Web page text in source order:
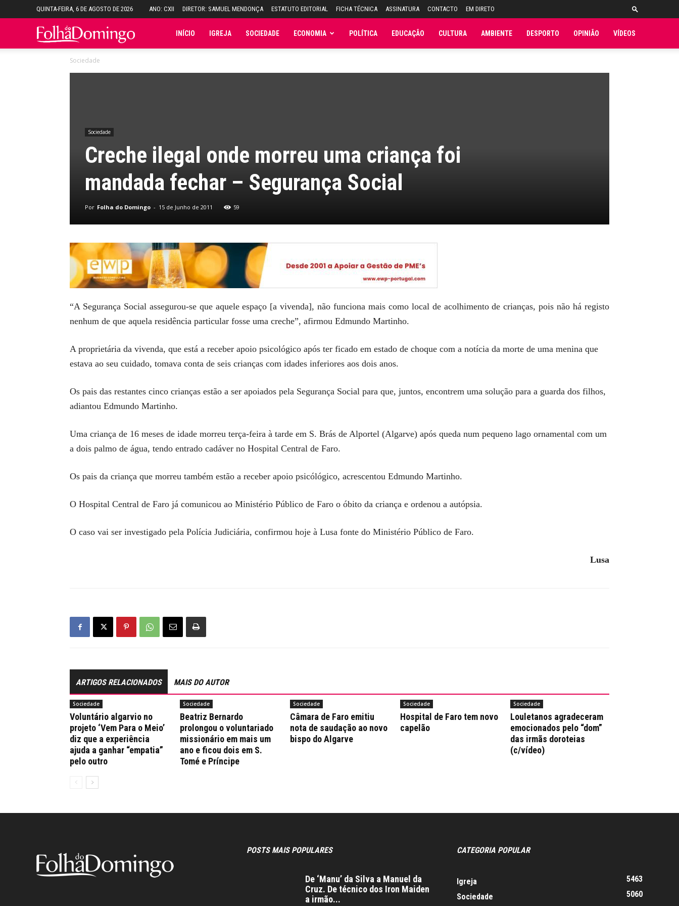
QUINTA-FEIRA, 6 DE AGOSTO DE 2026 ANO: CXII DIRETOR: SAMUEL MENDONÇA ESTATUTO EDITORIAL FICHA TÉCNICA ASSINATURA CONTACTO EM DIRETO
Folha INÍCIO IGREJA SOCIEDADE ECONOMIA POLÍTICA EDUCAÇÃO CULTURA AMBIENTE DESPORTO OPINIÃO VÍDEOS
Sociedade
Sociedade
Creche ilegal onde morreu uma criança foi
mandada fechar – Segurança Social
Por Folha do Domingo - 15 de Junho de 2011 59
“A Segurança Social assegurou-se que aquele espaço [a vivenda], não funciona mais como local de acolhimento de crianças, pois não há registo
nenhum de que aquela residência particular fosse uma creche”, afirmou Edmundo Martinho.
A proprietária da vivenda, que está a receber apoio psicológico após ter ficado em estado de choque com a notícia da morte de uma menina que
estava ao seu cuidado, tomava conta de seis crianças com idades inferiores aos dois anos.
Os pais das restantes cinco crianças estão a ser apoiados pela Segurança Social para que, juntos, encontrem uma solução para a guarda dos filhos,
adiantou Edmundo Martinho.
Uma criança de 16 meses de idade morreu terça-feira à tarde em S. Brás de Alportel (Algarve) após queda num pequeno lago ornamental com um
a dois palmo de água, tendo entrado cadáver no Hospital Central de Faro.
Os pais da criança que morreu também estão a receber apoio psicólógico, acrescentou Edmundo Martinho.
O Hospital Central de Faro já comunicou ao Ministério Público de Faro o óbito da criança e ordenou a autópsia.
O caso vai ser investigado pela Polícia Judiciária, confirmou hoje à Lusa fonte do Ministério Público de Faro.
Lusa
ARTIGOS RELACIONADOS MAIS DO AUTOR
Sociedade
Voluntário algarvio no
projeto ‘Vem Para o Meio’
diz que a experiência
ajuda a ganhar “empatia”
pelo outro
Sociedade
Beatriz Bernardo
prolongou o voluntariado
missionário em mais um
ano e ficou dois em S.
Tomé e Príncipe
Sociedade
Câmara de Faro emitiu
nota de saudação ao novo
bispo do Algarve
Sociedade
Hospital de Faro tem novo
capelão
Sociedade
Louletanos agradeceram
emocionados pelo “dom”
das irmãs doroteias
(c/vídeo)
POSTS MAIS POPULARES
De ‘Manu’ da Silva a Manuel da
Cruz. De técnico dos Iron Maiden
a irmão...
CATEGORIA POPULAR
Igreja
5463
Sociedade
5060